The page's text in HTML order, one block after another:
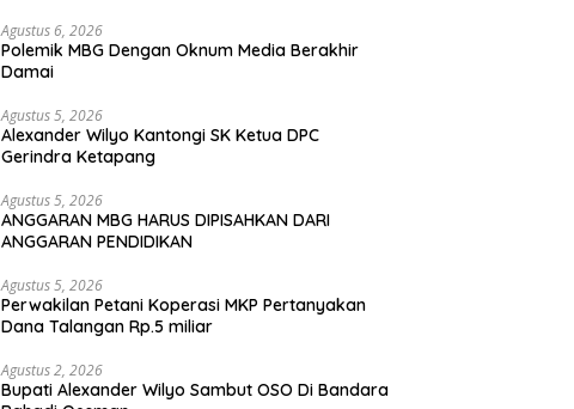
Agustus 6, 2026
Polemik MBG Dengan Oknum Media Berakhir
Damai
Agustus 5, 2026
Alexander Wilyo Kantongi SK Ketua DPC
Gerindra Ketapang
Agustus 5, 2026
ANGGARAN MBG HARUS DIPISAHKAN DARI
ANGGARAN PENDIDIKAN
Agustus 5, 2026
Perwakilan Petani Koperasi MKP Pertanyakan
Dana Talangan Rp.5 miliar
Agustus 2, 2026
Bupati Alexander Wilyo Sambut OSO Di Bandara